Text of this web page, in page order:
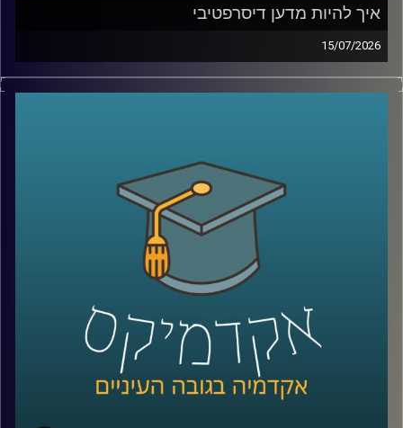
איך להיות מדען דיסרפטיבי
15/07/2026
הרבה מההמצאות שאנחנו מכירים התחילו בכלל מטעות.
פניצילין שנולד מצלחת פטרי שהתמלאה עובש, פוסט־איט
רדאר, וארטיק שנולד כשילד שכח בחוץ כוס עם משקה ומקל
ערבוב בלילה קר.
על פניו, כל אלה נשמעים כמו מזל. אבל אולי זו רק חצי
מהתמונה. כי הרבה אנשים נתקלים בטעויות, בכישלונות
ובדברים לא צפויים, והשאלה היא מי יודע לעצור, להסתכל
עליהם אחרת, ולהפוך אותם לפריצת דרך.
האורח שלנו היום הוא מוטי שטנר, יזם סדרתי, משקיע ומרצה
באוניברסיטת רייכמן. יחד עם אחיו, פרופ׳ אורי שטנר, הוא כתב
את הספר “איך להיות מדען דיסרפטיבי”, שמנסה לשאול האם
פריצות דרך הן באמת עניין של גאונות ומזל, או שאפשר לפתח
צורת חשיבה, ואולי אפילו שיטה, שמגדילה את הסיכוי לזהות
שאלות גדולות, לערער על הנחות יסוד ולפרוץ את גבולות הידע